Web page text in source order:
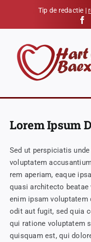
content
Tip de redactie |
Kalender
Hart voor Baexem
Verenigingen
Organisaties
Contact
Lorem Ipsum
Sed ut perspiciatis
voluptatem
rem aperiam, eaque
quasi architecto
enim ipsam
odit aut fugit, sed quia
qui ratione voluptatem
quisquam est, qui